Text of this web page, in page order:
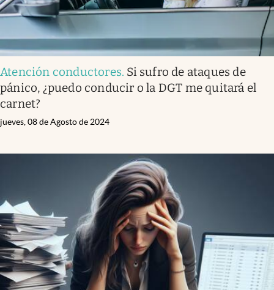
Atención conductores. Si sufro de ataques de
pánico, ¿puedo conducir o la DGT me quitará el
carnet?
jueves, 08 de Agosto de 2024